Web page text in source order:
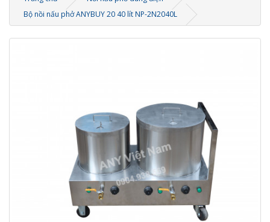
Bộ nồi nấu phở ANYBUY 20 40 lít NP-2N2040L